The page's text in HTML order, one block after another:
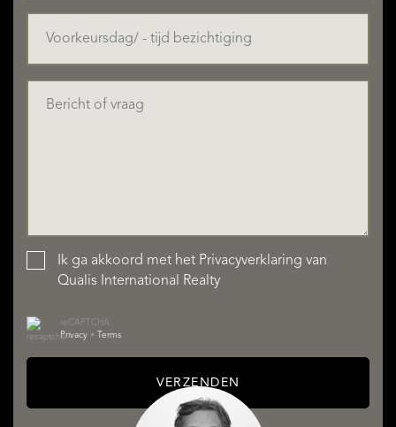
Ik ga akkoord met het Privacyverklaring van
Qualis International Realty
reCAPTCHA
Privacy • Terms
VERZENDEN